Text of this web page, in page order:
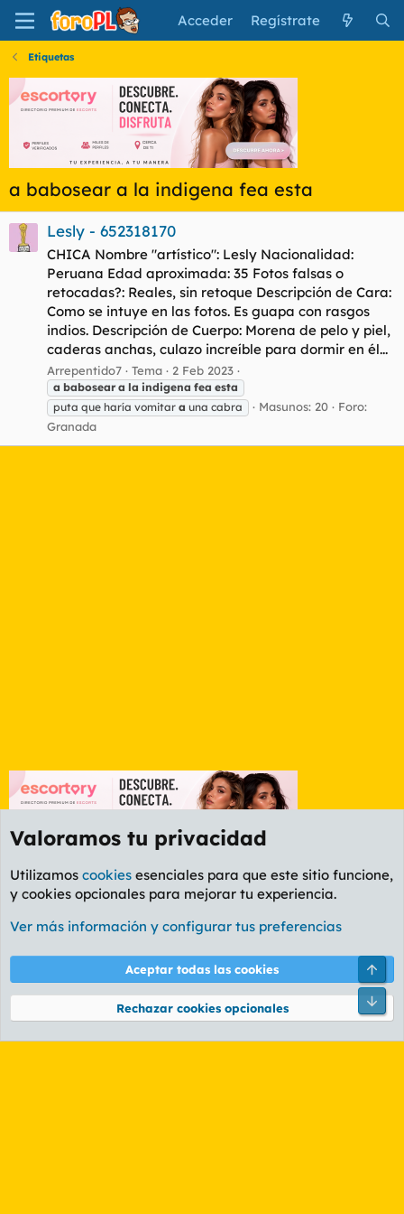
Acceder Regístrate
Etiquetas
a babosear a la indigena fea esta
Lesly - 652318170
CHICA Nombre "artístico": Lesly Nacionalidad:
Peruana Edad aproximada: 35 Fotos falsas o
retocadas?: Reales, sin retoque Descripción de Cara:
Como se intuye en las fotos. Es guapa con rasgos
indios. Descripción de Cuerpo: Morena de pelo y piel,
caderas anchas, culazo increíble para dormir en él...
Arrepentido7 Tema 2 Feb 2023
a babosear a la indigena fea esta
puta que haría vomitar a una cabra Masunos: 20
Foro:
Granada
Etiquetas
Cookies
PL OLDSTYLE AMARILLO
Términos y reglas Política de privacidad Ayuda
Community platform by XenForo® © 2010-2026 XenForo Ltd.
Valoramos tu privacidad
Utilizamos cookies esenciales para que este sitio funcione,
y cookies opcionales para mejorar tu experiencia.
Ver más información y configurar tus preferencias
Aceptar todas las cookies
Rechazar cookies opcionales
Pie